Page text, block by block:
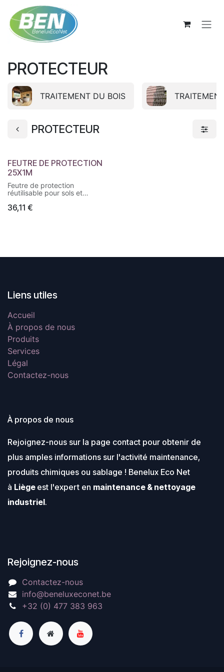
Se rendre au contenu
PROTECTEUR
TRAITEMENT DU BOIS
PROTECTEUR
FEUTRE DE PROTECTION
25X1M
Feutre de protection
réutilisable pour sols et
en textile filtrant les
36,11 €
Liens utiles
Accueil
À propos de nous
Produits
Services
Légal
Contactez-nous
À propos de nous
Rejoignez-nous sur la page contact pour obtenir de
plus amples informations sur l'activité maintenance,
produits chimiques ou sablage ! Benelux Eco Net
à Liège est l'expert en maintenance & nettoyage
industriel.
Rejoignez-nous
Contactez-nous
info@beneluxeconet.be
+32 (0) 477 383 963